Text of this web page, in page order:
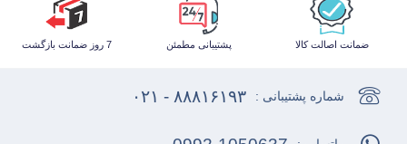
ضمانت اصالت کالا پشتیبانی مطمئن 7 روز ضمانت بازگشت
شماره پشتیبانی : ۸۸۸۱۶۱۹۳ - ۰۲۱